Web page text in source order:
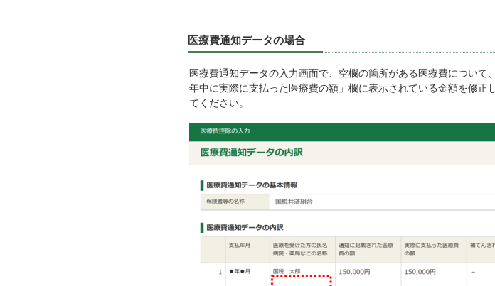
医療費通知データの場合
医療費通知データの入力画面で、空欄の箇所がある医療費につい
年中に実際に支払った医療費の額」欄に表示されている金額を修正
てください。